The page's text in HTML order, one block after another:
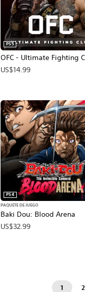
OFC - Ultimate Fighting
PS5
US$14.99
Baki Dou: Blood Arena
PS4
PAQUETE DE JUEGO
US$32.99
1 2